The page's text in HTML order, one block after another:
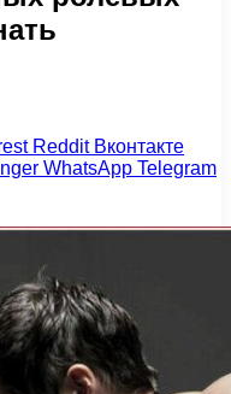
Reddit Вконтакте
WhatsApp Telegram